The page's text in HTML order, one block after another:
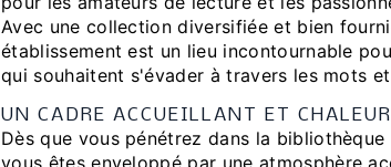
Avec une collection diversifiée et bien
établissement est un lieu incontournable
qui souhaitent s'évader à travers les mots
UN CADRE ACCUEILLANT ET
Dès que vous pénétrez dans la bibliothèque
vous êtes enveloppé par une atmosphère